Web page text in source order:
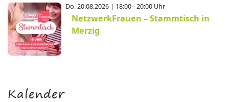
Do. 20.08.2026 | 18:00 - 20:00 Uhr
NetzwerkFrauen – Stammtisch in
Merzig
Kalender